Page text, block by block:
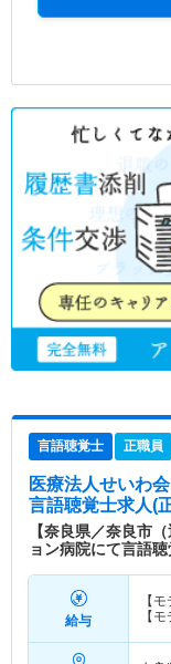
言語聴覚士 正職員
医療法人せいわ
言語聴覚士求人(
【奈良県／奈良市
ョン病院にて言語聴
給与
【
【